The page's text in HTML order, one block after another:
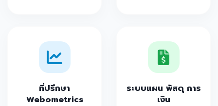
ที่ปรึกษา
Webometrics
ระบบแผน พัสดุ การ
เงิน